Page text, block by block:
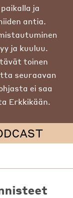
ja
antia.
ja kuuluu.
toinen
seuraavan
ei saa
Erkkikään.